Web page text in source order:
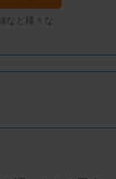
など様々な